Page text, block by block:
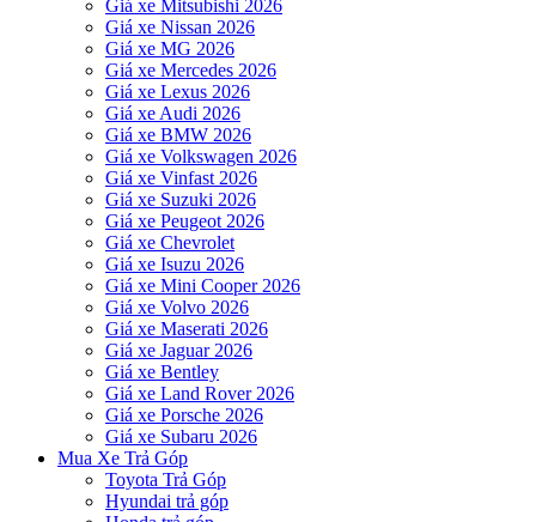
Giá xe Mitsubishi 2026
Giá xe Nissan 2026
Giá xe MG 2026
Giá xe Mercedes 2026
Giá xe Lexus 2026
Giá xe Audi 2026
Giá xe BMW 2026
Giá xe Volkswagen 2026
Giá xe Vinfast 2026
Giá xe Suzuki 2026
Giá xe Peugeot 2026
Giá xe Chevrolet
Giá xe Isuzu 2026
Giá xe Mini Cooper 2026
Giá xe Volvo 2026
Giá xe Maserati 2026
Giá xe Jaguar 2026
Giá xe Bentley
Giá xe Land Rover 2026
Giá xe Porsche 2026
Giá xe Subaru 2026
Mua Xe Trả Góp
Toyota Trả Góp
Hyundai trả góp